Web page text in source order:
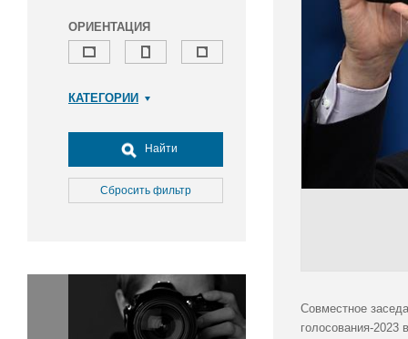
ОРИЕНТАЦИЯ
КАТЕГОРИИ
Досуг, туризм и отдых
Культура
Медицина
Окружающая среда
Политика
Правосудие
Найти
Сбросить фильтр
Совместное
голосования-